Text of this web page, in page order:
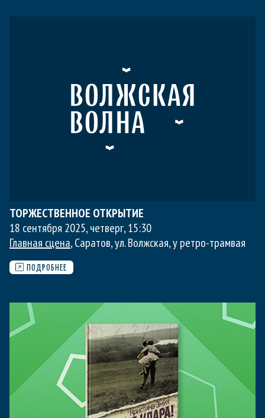
ТОРЖЕСТВЕННОЕ ОТКРЫТИЕ
18 сентября 2025, четверг,15:30
Главная сцена, Саратов, ул. Волжская, у ретро-трамвая
ПОДРОБНЕЕ